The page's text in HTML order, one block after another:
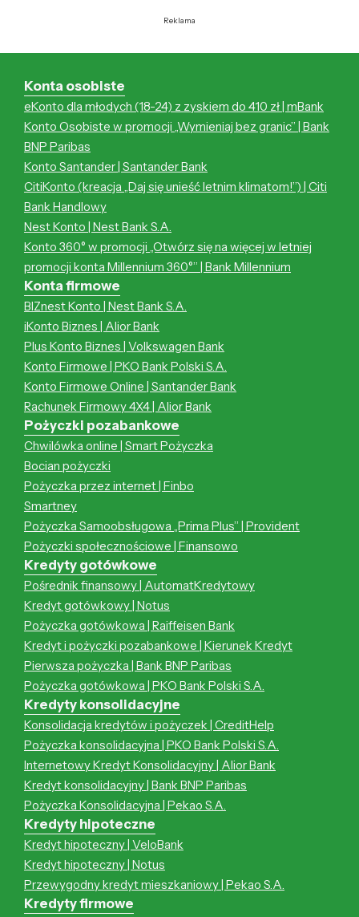
Reklama
Konta osobiste
eKonto dla młodych (18-24) z zyskiem do 410 zł | mBank
Konto Osobiste w promocji „Wymieniaj bez granic” | Bank
BNP Paribas
Konto Santander | Santander Bank
CitiKonto (kreacja „Daj się unieść letnim klimatom!”) | Citi
Bank Handlowy
Nest Konto | Nest Bank S.A.
Konto 360° w promocji „Otwórz się na więcej w letniej
promocji konta Millennium 360°” | Bank Millennium
Konta firmowe
BIZnest Konto | Nest Bank S.A.
iKonto Biznes | Alior Bank
Plus Konto Biznes | Volkswagen Bank
Konto Firmowe | PKO Bank Polski S.A.
Konto Firmowe Online | Santander Bank
Rachunek Firmowy 4X4 | Alior Bank
Pożyczki pozabankowe
Chwilówka online | Smart Pożyczka
Bocian pożyczki
Pożyczka przez internet | Finbo
Smartney
Pożyczka Samoobsługowa „Prima Plus” | Provident
Pożyczki społecznościowe | Finansowo
Kredyty gotówkowe
Pośrednik finansowy | AutomatKredytowy
Kredyt gotówkowy | Notus
Pożyczka gotówkowa | Raiffeisen Bank
Kredyt i pożyczki pozabankowe | Kierunek Kredyt
Pierwsza pożyczka | Bank BNP Paribas
Pożyczka gotówkowa | PKO Bank Polski S.A.
Kredyty konsolidacyjne
Konsolidacja kredytów i pożyczek | CreditHelp
Pożyczka konsolidacyjna | PKO Bank Polski S.A.
Internetowy Kredyt Konsolidacyjny | Alior Bank
Kredyt konsolidacyjny | Bank BNP Paribas
Pożyczka Konsolidacyjna | Pekao S.A.
Kredyty hipoteczne
Kredyt hipoteczny | VeloBank
Kredyt hipoteczny | Notus
Przewygodny kredyt mieszkaniowy | Pekao S.A.
Kredyty firmowe